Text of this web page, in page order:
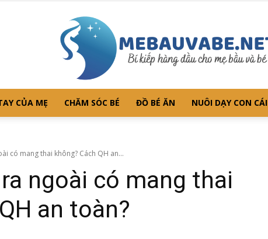
CỦA MẸ CHĂM SÓC BÉ ĐỒ BÉ ĂN NUÔI DẠY CON CÁI
có mang thai không? Cách QH an...
ngoài có mang thai
an toàn?